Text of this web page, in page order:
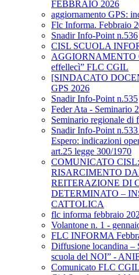
FEBBRAIO 2026
aggiornamento GPS:
Flc Informa. Febbraio
Snadir Info-Point n.536
CISL SCUOLA
AGGIORNAMENTO
effellecì” FLC CGIL
[SINDACATO
GPS 2026
Snadir Info-Point n.535
Feder Ata - Seminario
Seminario regionale di
Snadir Info-Point
Espero: indicazioni
art.25 legge 300/1970
COMUNICATO
RISARCIMENTO
REITERAZIONE DI
DETERMINATO –
CATTOLICA
flc informa febbraio
Volantone n. 1 -
FLC INFORMA
Diffusione locandina –
scuola del NOI” -
Comunicato FLC CGIL